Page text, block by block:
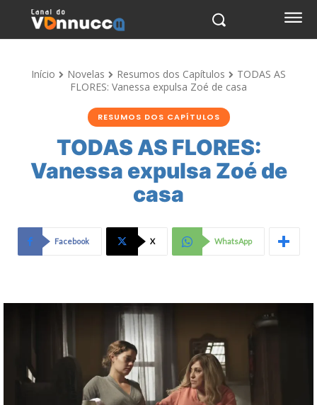
Início Novelas Resumos dos Capítulos
TODAS AS
FLORES: Vanessa expulsa Zoé de casa
RESUMOS DOS CAPÍTULOS
TODAS AS FLORES:
Vanessa expulsa Zoé de
casa
Facebook X WhatsApp